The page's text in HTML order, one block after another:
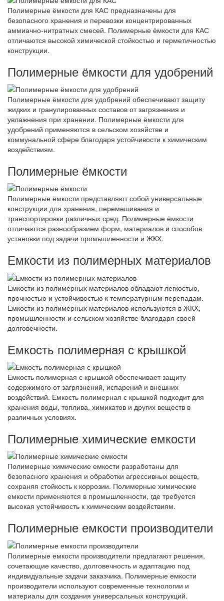
Полимерные ёмкости для КАС предназначены для
безопасного хранения и перевозки концентрированных
аммиачно-нитратных смесей. Полимерные ёмкости для КАС
отличаются высокой химической стойкостью и герметичностью
конструкции.
Полимерные ёмкости для удобрений
Полимерные ёмкости для удобрений обеспечивают защиту
жидких и гранулированных составов от загрязнения и
увлажнения при хранении. Полимерные ёмкости для
удобрений применяются в сельском хозяйстве и
коммунальной сфере благодаря устойчивости к химическим
воздействиям.
Полимерные ёмкости
Полимерные ёмкости представляют собой универсальные
конструкции для хранения, перемешивания и
транспортировки различных сред. Полимерные ёмкости
отличаются разнообразием форм, материалов и способов
установки под задачи промышленности и ЖКХ.
Емкости из полимерных материалов
Емкости из полимерных материалов обладают легкостью,
прочностью и устойчивостью к температурным перепадам.
Емкости из полимерных материалов используются в ЖКХ,
промышленности и сельском хозяйстве благодаря своей
долговечности.
Емкость полимерная с крышкой
Емкость полимерная с крышкой обеспечивает защиту
содержимого от загрязнений, испарений и внешних
воздействий. Емкость полимерная с крышкой подходит для
хранения воды, топлива, химикатов и других веществ в
различных условиях.
Полимерные химические емкости
Полимерные химические емкости разработаны для
безопасного хранения и обработки агрессивных веществ,
сохраняя стойкость к коррозии. Полимерные химические
емкости применяются в промышленности, где требуется
высокая устойчивость к химическим воздействиям.
Полимерные емкости производители
Полимерные емкости производители предлагают решения,
сочетающие качество, долговечность и адаптацию под
индивидуальные задачи заказчика. Полимерные емкости
производители используют современные технологии и
материалы для создания универсальных конструкций.